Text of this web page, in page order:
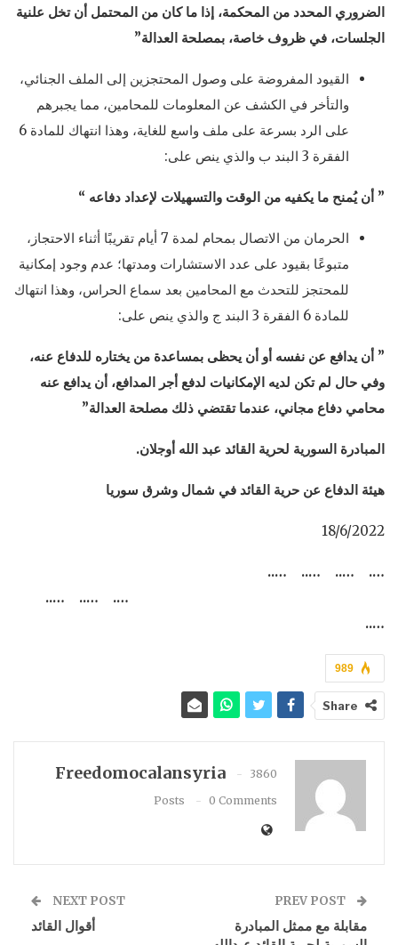
الضروري المحدد من المحكمة، إذا ما كان من المحتمل أن تخل علنية
الجلسات، في ظروف خاصة، بمصلحة العدالة”
القيود المفروضة على وصول المحتجزين إلى الملف الجنائي،
والتأخر في الكشف عن المعلومات للمحامين، مما يجبرهم
على الرد بسرعة على ملف واسع للغاية، وهذا انتهاك للمادة 6
الفقرة 3 البند ب والذي ينص على:
” أن يُمنح ما يكفيه من الوقت والتسهيلات لإعداد دفاعه “
الحرمان من الاتصال بمحام لمدة 7 أيام تقريبًا أثناء الاحتجاز،
متبوعًا بقيود على عدد الاستشارات ومدتها؛ عدم وجود إمكانية
للمحتجز للتحدث مع المحامين بعد سماع الحراس، وهذا انتهاك
للمادة 6 الفقرة 3 البند ج والذي ينص على:
” أن يدافع عن نفسه أو أن يحظى بمساعدة من يختاره للدفاع عنه،
وفي حال لم تكن لديه الإمكانيات لدفع أجر المدافع، أن يدافع عنه
محامي دفاع مجاني، عندما تقتضي ذلك مصلحة العدالة”
المبادرة السورية لحرية القائد عبد الله أوجلان.
هيئة الدفاع عن حرية القائد في شمال وشرق سوريا
18/6/2022
…. ….. ….. …..
…. ….. …..
…..
989
Share
Freedomocalansyria
3860
Posts
0 Comments
مقابلة مع ممثل المبادرة
NEXT POST
أقوال القائد